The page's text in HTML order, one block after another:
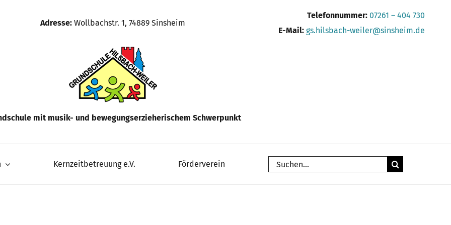
Adresse:Wollbachstr. 1, 74889 Sinsheim
Telefonnummer: 07261 – 404 730
E-Mail:gs.hilsbach-weiler@sinsheim.de
mit musik- und bewegungserzieherischem Schwerpunkt
Kernzeitbetreuung e.V. Förderverein
Suche